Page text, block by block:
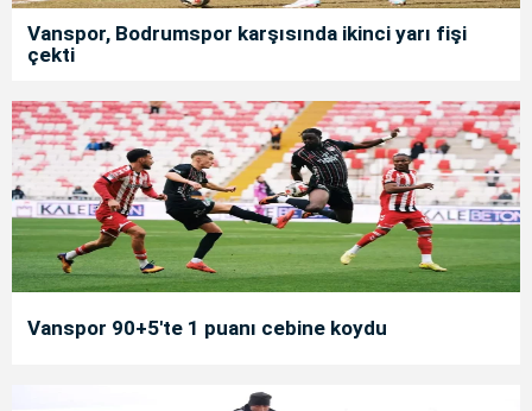
Vanspor, Bodrumspor karşısında ikinci yarı fişi
çekti
Vanspor 90+5'te 1 puanı cebine koydu